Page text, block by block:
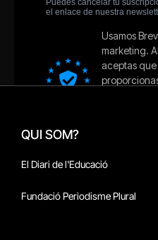
QUI SOM?
El Diari de l'Educació
Fundació Periodisme Plural